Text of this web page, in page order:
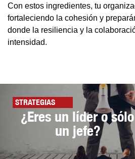
Con estos ingredientes, tu
fortaleciendo la cohesión y
donde la resiliencia y la
intensidad.
STRATEGIAS
¿Eres un líder o sólo
un jefe?